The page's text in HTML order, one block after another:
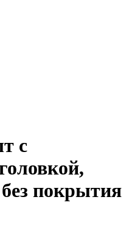
с
покрытия